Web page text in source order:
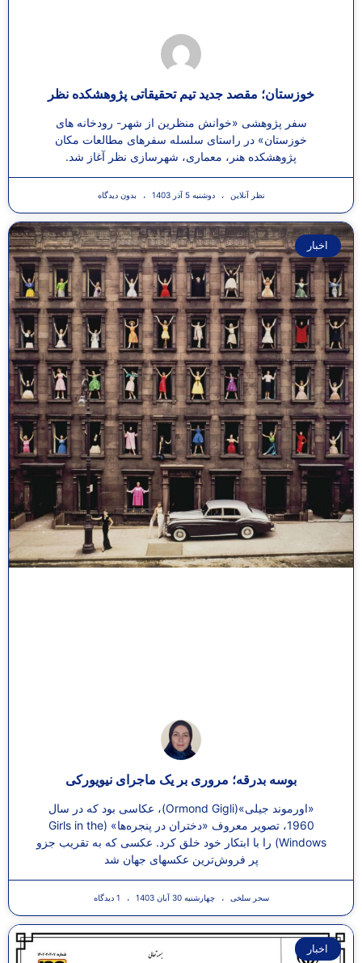
خوزستان؛ مقصد جدید تیم تحقیقاتی پژوهشکده نظر
سفر پژوهشی «خوانش منظرین از شهر- رودخانه های
خوزستان» در راستای سلسله سفرهای مطالعات مکان
پژوهشکده هنر، معماری، شهرسازی نظر آغاز شد.
نظر آنلاین دوشنبه 5 آذر 1403 بدون دیدگاه
اخبار
بوسه بدرقه؛ مروری بر یک ماجرای نیویورکی
«اورموند جیلی»(Ormond Gigli)، عکاسی بود که در سال
1960، تصویر معروف «دختران در پنجره‌ها» (Girls in the
Windows) را با ابتکار خود خلق کرد. عکسی که به تقریب جزو
پر فروش‌ترین عکسهای جهان شد
سحر سلخی چهارشنبه 30 آبان 1403
اخبار